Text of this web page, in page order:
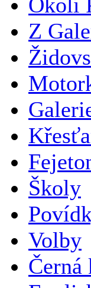
Z
Školy
Volby
Černá